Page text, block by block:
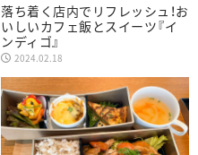
落ち着く店内でリフレッシュ！お
いしいカフェ飯とスイーツ『イ
ンディゴ』
2024.02.18